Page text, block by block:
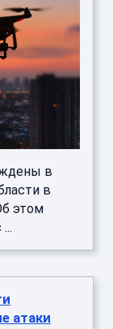
в
в
этом
атаки